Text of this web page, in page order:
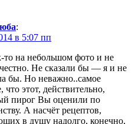
:
в 5:07 пп
то на небольшом фото и не
Не сказали бы — я и не
бы. Но неважно..самое
что этот, действительно,
пирог Вы оценили по
А насчёт рецептов,
в душу надолго, конечно,